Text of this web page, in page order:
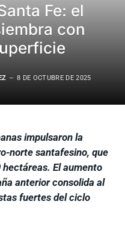
Fe: el
con
8 DE OCTUBRE DE 2025
impulsaron la
norte santafesino, que
El aumento
anterior consolida al
fuertes del ciclo